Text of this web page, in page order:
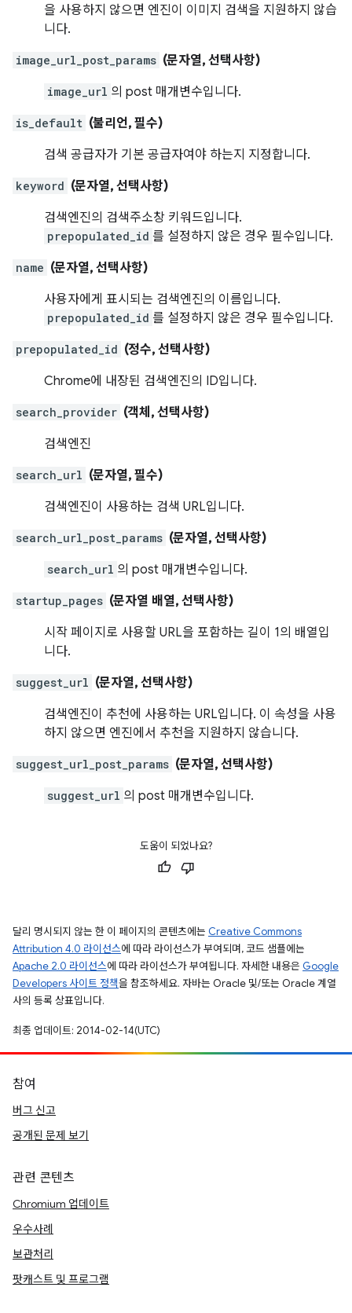
을 사용하지 않으면 엔진이 이미지 검색을 지원하지 않습
니다.
image_url_post_params (문자열, 선택사항)
image_url 의 post 매개변수입니다.
is_default (불리언, 필수)
검색 공급자가 기본 공급자여야 하는지 지정합니다.
keyword (문자열, 선택사항)
검색엔진의 검색주소창 키워드입니다.
prepopulated_id 를 설정하지 않은 경우 필수입니다.
name (문자열, 선택사항)
사용자에게 표시되는 검색엔진의 이름입니다.
prepopulated_id 를 설정하지 않은 경우 필수입니다.
prepopulated_id (정수, 선택사항)
Chrome에 내장된 검색엔진의 ID입니다.
search_provider (객체, 선택사항)
검색엔진
search_url (문자열, 필수)
검색엔진이 사용하는 검색 URL입니다.
search_url_post_params (문자열, 선택사항)
search_url 의 post 매개변수입니다.
startup_pages (문자열 배열, 선택사항)
시작 페이지로 사용할 URL을 포함하는 길이 1의 배열입
니다.
suggest_url (문자열, 선택사항)
검색엔진이 추천에 사용하는 URL입니다. 이 속성을 사용
하지 않으면 엔진에서 추천을 지원하지 않습니다.
suggest_url_post_params (문자열, 선택사항)
suggest_url 의 post 매개변수입니다.
도움이 되었나요?
달리 명시되지 않는 한 이 페이지의 콘텐츠에는 Creative Commons
Attribution 4.0 라이선스에 따라 라이선스가 부여되며, 코드 샘플에는
Apache 2.0 라이선스에 따라 라이선스가 부여됩니다. 자세한 내용은 Google
Developers 사이트 정책을 참조하세요. 자바는 Oracle 및/또는 Oracle 계열
사의 등록 상표입니다.
최종 업데이트: 2014-02-14(UTC)
참여
버그 신고
공개된 문제 보기
관련 콘텐츠
Chromium 업데이트
우수사례
보관처리
팟캐스트 및 프로그램